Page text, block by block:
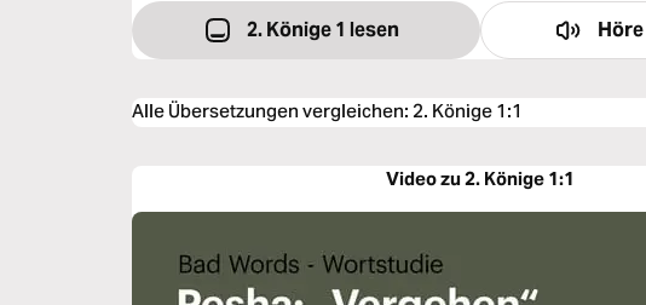
2. Könige 1 lesen Höre
Alle Übersetzungen vergleichen: 2. Könige 1:1
Video zu 2. Könige 1:1